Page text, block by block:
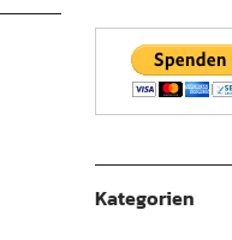
Kategorien